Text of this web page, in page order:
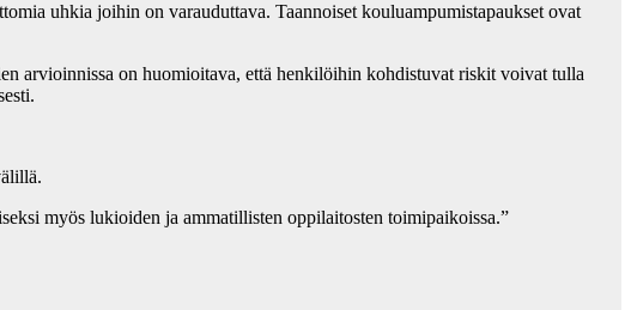
uhkia joihin on varauduttava. Taannoiset kouluampumistapaukset ovat
arvioinnissa on huomioitava, että henkilöihin kohdistuvat riskit voivat tulla
myös lukioiden ja ammatillisten oppilaitosten toimipaikoissa.”